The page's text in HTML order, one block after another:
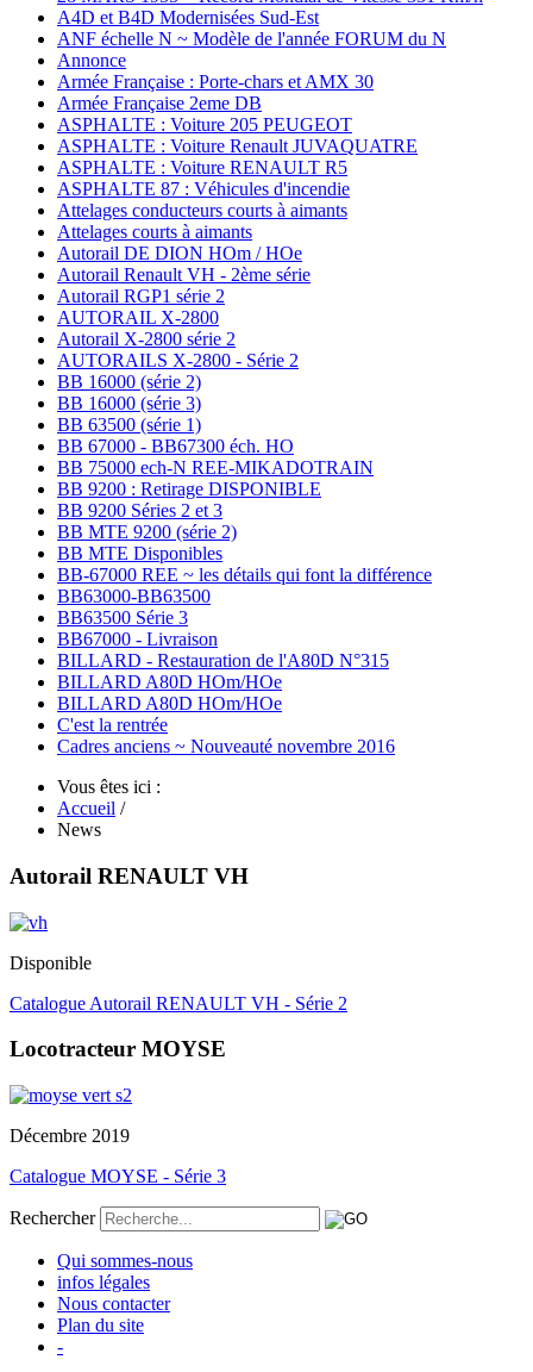
A4D et B4D Modernisées Sud-Est
ANF échelle N ~ Modèle de l'année FORUM du N
Annonce
Armée Française : Porte-chars et AMX 30
Armée Française 2eme DB
ASPHALTE : Voiture 205 PEUGEOT
ASPHALTE : Voiture Renault JUVAQUATRE
ASPHALTE : Voiture RENAULT R5
ASPHALTE 87 : Véhicules d'incendie
Attelages conducteurs courts à aimants
Attelages courts à aimants
Autorail DE DION HOm / HOe
Autorail Renault VH - 2ème série
Autorail RGP1 série 2
AUTORAIL X-2800
Autorail X-2800 série 2
AUTORAILS X-2800 - Série 2
BB 16000 (série 2)
BB 16000 (série 3)
BB 63500 (série 1)
BB 67000 - BB67300 éch. HO
BB 75000 ech-N REE-MIKADOTRAIN
BB 9200 : Retirage DISPONIBLE
BB 9200 Séries 2 et 3
BB MTE 9200 (série 2)
BB MTE Disponibles
BB-67000 REE ~ les détails qui font la différence
BB63000-BB63500
BB63500 Série 3
BB67000 - Livraison
BILLARD - Restauration de l'A80D N°315
BILLARD A80D HOm/HOe
BILLARD A80D HOm/HOe
C'est la rentrée
Cadres anciens ~ Nouveauté novembre 2016
Vous êtes ici :
Accueil /
News
Autorail RENAULT VH
Disponible
Catalogue Autorail RENAULT VH - Série 2
Locotracteur MOYSE
Décembre 2019
Catalogue MOYSE - Série 3
Rechercher
Qui sommes-nous
infos légales
Nous contacter
Plan du site
-